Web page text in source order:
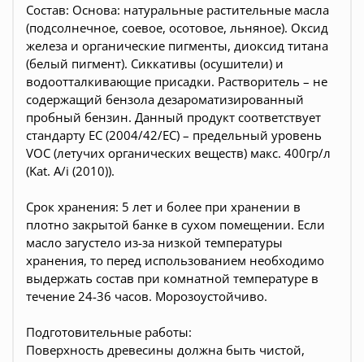
Состав: Основа: натуральные растительные масла
(подсолнечное, соевое, осотовое, льняное). Оксид
железа и органические пигменты, диоксид титана
(белый пигмент). Сиккативы (осушители) и
водоотталкивающие присадки. Растворитель – не
содержащий бензола дезароматизированный
пробный бензин. Данный продукт соответствует
стандарту EC (2004/42/EC) – предельный уровень
VOC (летучих органических веществ) макс. 400гр/л
(Kat. A/i (2010)).
Срок хранения: 5 лет и более при хранении в
плотно закрытой банке в сухом помещении. Если
масло загустело из-за низкой температуры
хранения, то перед использованием необходимо
выдержать состав при комнатной температуре в
течение 24-36 часов. Морозоустойчиво.
Подготовительные работы:
Поверхность древесины должна быть чистой,